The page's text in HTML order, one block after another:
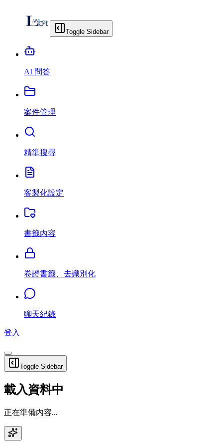
Toggle Sidebar
AI 問答
案件管理
精準搜尋
客製化設定
書籤內容
卷證書籤、去識別化
聊天紀錄
登入
Toggle Sidebar
載入資料中
正在準備內容...